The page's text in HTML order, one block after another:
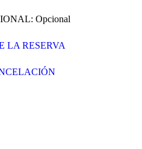
Opcional
LA RESERVA